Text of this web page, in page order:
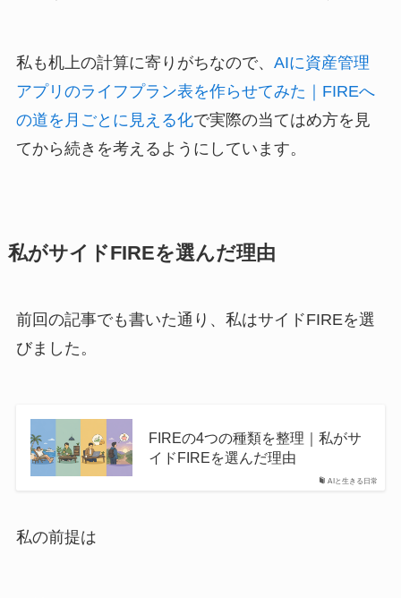
私も机上の計算に寄りがちなので、 AIに資産管理
アプリのライフプラン表を作らせてみた｜FIREへ
の道を月ごとに見える化で実際の当てはめ方を見
てから続きを考えるようにしています。
私がサイドFIREを選んだ理由
前回の記事でも書いた通り、私はサイドFIREを選
びました。
AIと生きる日常
FIREの4つの種類を整理｜私がサ
イドFIREを選んだ理由
私の前提は